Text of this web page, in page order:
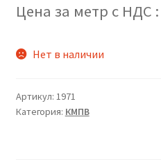
Цена за метр с НДС :
Нет в наличии
Артикул: 1971
Категория: КМПВ